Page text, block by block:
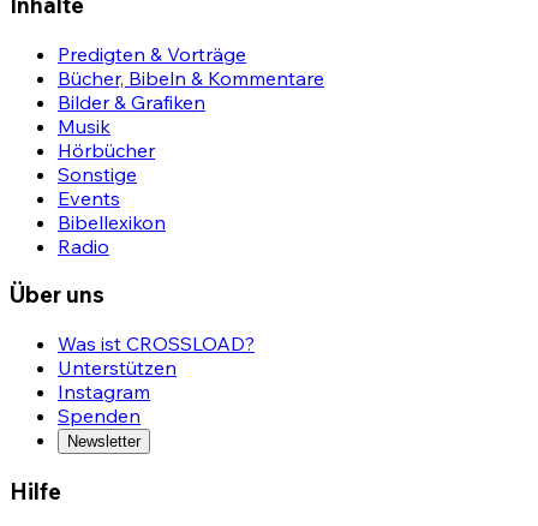
Predigten & Vorträge
Bücher, Bibeln & Kommentare
Bilder & Grafiken
Musik
Hörbücher
Sonstige
Events
Bibellexikon
Radio
Über uns
Was ist CROSSLOAD?
Unterstützen
Instagram
Spenden
Newsletter
Hilfe